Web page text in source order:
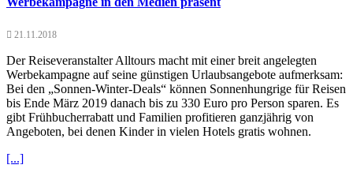
21.11.2018
Der Reiseveranstalter Alltours macht mit einer breit angelegten
Werbekampagne auf seine günstigen Urlaubsangebote aufmerksam:
Bei den „Sonnen-Winter-Deals“ können Sonnenhungrige für Reisen
bis Ende März 2019 danach bis zu 330 Euro pro Person sparen. Es
gibt Frühbucherrabatt und Familien profitieren ganzjährig von
Angeboten, bei denen Kinder in vielen Hotels gratis wohnen.
[...]